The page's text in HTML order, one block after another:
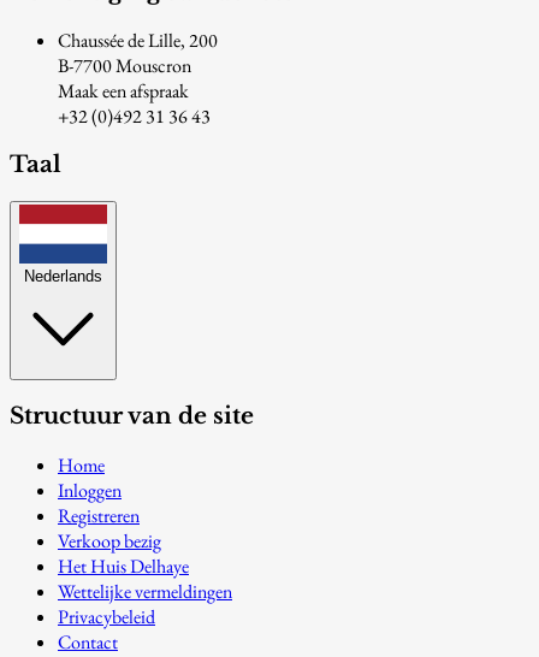
Chaussée de Lille, 200
B-7700 Mouscron
Maak een afspraak
+32 (0)492 31 36 43
Taal
Nederlands
Structuur van de site
Home
Inloggen
Registreren
Verkoop bezig
Het Huis Delhaye
Wettelijke vermeldingen
Privacybeleid
Contact